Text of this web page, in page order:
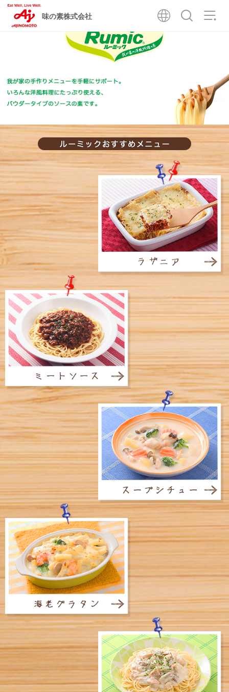
味の素株式会社